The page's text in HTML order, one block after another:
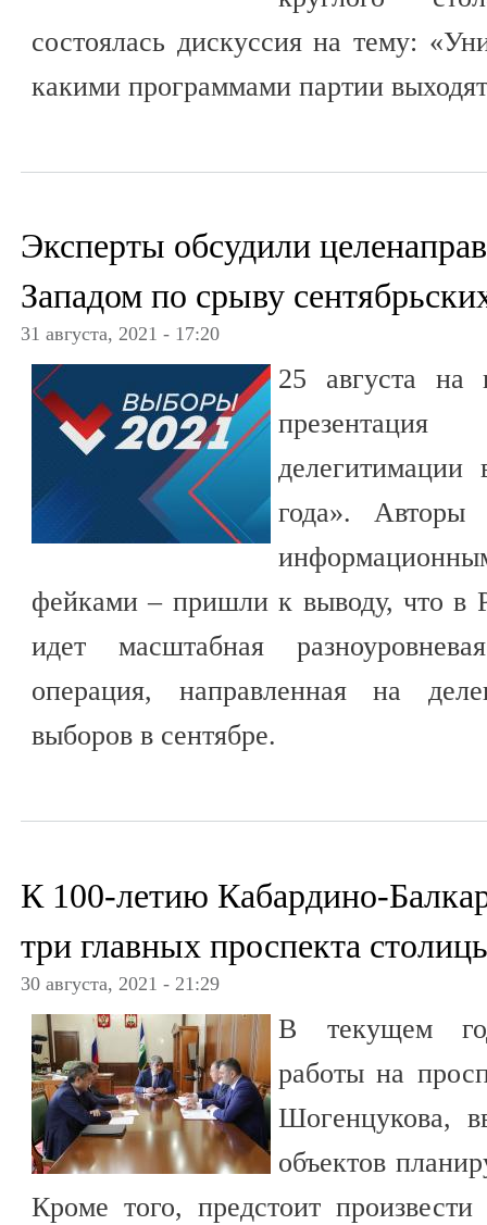
состоялась дискуссия на тему:
какими программами партии
Эксперты обсудили
Западом по срыву
31 августа, 2021 - 17:20
25 августа
презентация
года». Авторы
фейками – пришли к выводу, что в
идет масштабная
операция, направленная на
выборов в сентябре.
К 100-летию Кабардино-
три главных проспекта
30 августа, 2021 - 21:29
В текущем
работы на
Шогенцукова,
объектов
Кроме того, предстоит